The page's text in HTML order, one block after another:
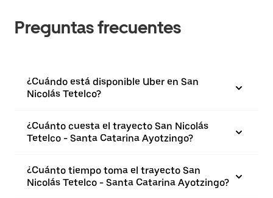
Preguntas frecuentes
¿Cuándo está disponible Uber en San
Nicolás Tetelco?
¿Cuánto cuesta el trayecto San Nicolás
Tetelco - Santa Catarina Ayotzingo?
¿Cuánto tiempo toma el trayecto San
Nicolás Tetelco - Santa Catarina Ayotzingo?